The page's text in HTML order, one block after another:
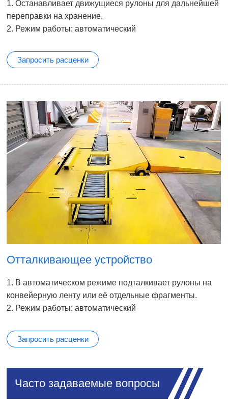
1. Останавливает движущиеся рулоны для дальнейшей
переправки на хранение.
2. Режим работы: автоматический
Запросить расценки
Отталкивающее устройство
1. В автоматическом режиме подталкивает рулоны на
конвейерную ленту или её отдельные фрагменты.
2. Режим работы: автоматический
Запросить расценки
Часто задаваемые вопросы